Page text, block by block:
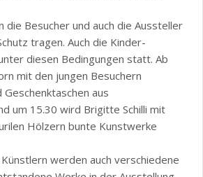
die Besucher und auch die Aussteller
tragen. Auch die Kinder-
diesen Bedingungen statt. Ab
mit den jungen Besuchern
aus
um 15.30 wird Brigitte Schilli mit
Hölzern bunte Kunstwerke
werden auch verschiedene